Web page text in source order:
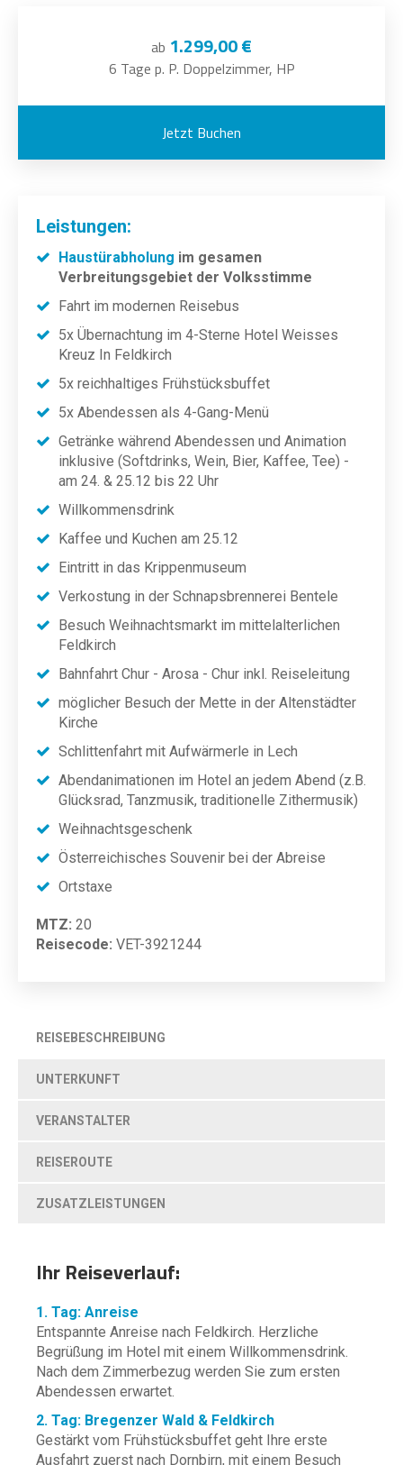
ab 1.299,00 €
6 Tage p. P. Doppelzimmer, HP
Jetzt Buchen
Leistungen:
Haustürabholung im gesamen
Verbreitungsgebiet der Volksstimme
Fahrt im modernen Reisebus
5x Übernachtung im 4-Sterne Hotel Weisses
Kreuz In Feldkirch
5x reichhaltiges Frühstücksbuffet
5x Abendessen als 4-Gang-Menü
Getränke während Abendessen und Animation
inklusive (Softdrinks, Wein, Bier, Kaffee, Tee) -
am 24. & 25.12 bis 22 Uhr
Willkommensdrink
Kaffee und Kuchen am 25.12
Eintritt in das Krippenmuseum
Verkostung in der Schnapsbrennerei Bentele
Besuch Weihnachtsmarkt im mittelalterlichen
Feldkirch
Bahnfahrt Chur - Arosa - Chur inkl. Reiseleitung
möglicher Besuch der Mette in der Altenstädter
Kirche
Schlittenfahrt mit Aufwärmerle in Lech
Abendanimationen im Hotel an jedem Abend (z.B.
Glücksrad, Tanzmusik, traditionelle Zithermusik)
Weihnachtsgeschenk
Österreichisches Souvenir bei der Abreise
Ortstaxe
MTZ: 20
Reisecode: VET-3921244
REISEBESCHREIBUNG
UNTERKUNFT
VERANSTALTER
REISEROUTE
ZUSATZLEISTUNGEN
Ihr Reiseverlauf:
1. Tag: Anreise
Entspannte Anreise nach Feldkirch. Herzliche
Begrüßung im Hotel mit einem Willkommensdrink.
Nach dem Zimmerbezug werden Sie zum ersten
Abendessen erwartet.
2. Tag: Bregenzer Wald & Feldkirch
Gestärkt vom Frühstücksbuffet geht Ihre erste
Ausfahrt zuerst nach Dornbirn, mit einem Besuch